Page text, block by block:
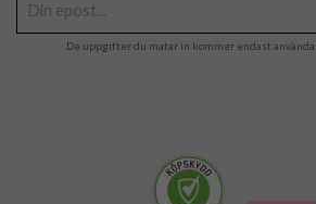
De uppgifter du matar in kommer endast